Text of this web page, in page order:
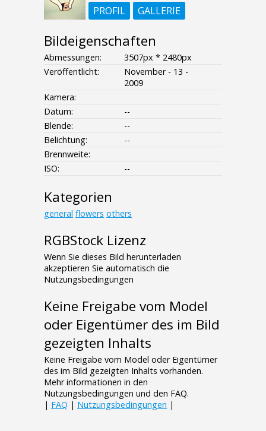
PROFIL
GALLERIE
Bildeigenschaften
Abmessungen:
3507px * 2480px
Veröffentlicht:
November - 13 -
2009
Kamera:
Datum:
--
Blende:
--
Belichtung:
--
Brennweite:
ISO:
--
Kategorien
general flowers others
RGBStock Lizenz
Wenn Sie dieses Bild herunterladen
akzeptieren Sie automatisch die
Nutzungsbedingungen
Keine Freigabe vom Model
oder Eigentümer des im Bild
gezeigten Inhalts
Keine Freigabe vom Model oder Eigentümer
des im Bild gezeigten Inhalts vorhanden.
Mehr informationen in den
Nutzungsbedingungen und den FAQ.
| FAQ | Nutzungsbedingungen |